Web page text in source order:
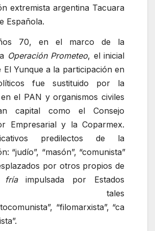
extremista argentina Tacuara
Española.
70, en el marco de la
Operación Prometeo, el inicial
El Yunque a la participación en
fue sustituido por la
el PAN y organismos civiles
capital como el Consejo
Empresarial y la Coparmex.
predilectos de la
judío , masón ,
comunista
por otros propios de
fríaimpulsada por Estados
tales
, filomarxista ,
ca
.